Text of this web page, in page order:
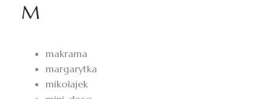
M
makrama
margarytka
mikołajek